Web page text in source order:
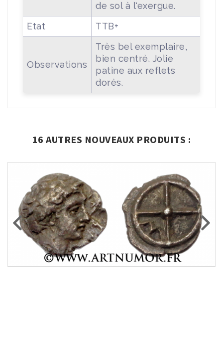
de sol à l'exergue.
Etat
TTB+
Observations
Très bel exemplaire,
bien centré. Jolie
patine aux reflets
dorés.
16 AUTRES NOUVEAUX PRODUITS :